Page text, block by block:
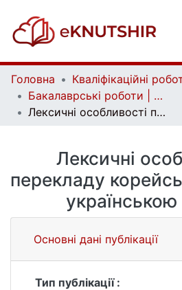
Головна
Бакалаврські роботи | Bachelor theses
Лексичні особливості перекладу корейських омонімів українською мовою
Лексичні
перекладу
Основні дані публікації
Тип публікації :